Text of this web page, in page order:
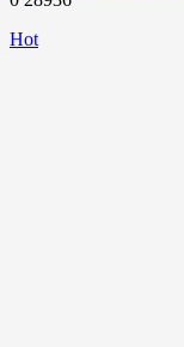
Hot